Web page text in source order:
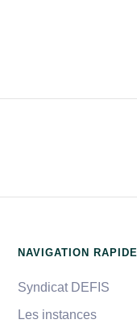
NAVIGATION RAPIDE
Syndicat DEFIS
Les instances